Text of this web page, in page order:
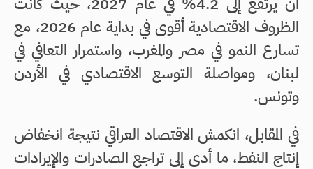
الظروف الاقتصادية أقوى في بداية عام 2026، مع
تسارع النمو في مصر والمغرب، واستمرار التعافي في
لبنان، ومواصلة التوسع الاقتصادي في الأردن
وتونس.
في المقابل، انكمش الاقتصاد العراقي نتيجة انخفاض
إنتاج النفط، ما أدى إلى تراجع الصادرات والإيرادات